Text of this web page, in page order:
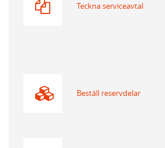
Teckna serviceavtal
Beställ reservdelar